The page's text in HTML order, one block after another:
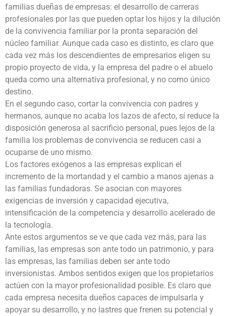
familias dueñas de empresas: el desarrollo de carreras
profesionales por las que pueden optar los hijos y la dilución
de la convivencia familiar por la pronta separación del
núcleo familiar. Aunque cada caso es distinto, es claro que
cada vez más los descendientes de empresarios eligen su
propio proyecto de vida, y la empresa del padre o el abuelo
queda como una alternativa profesional, y no como único
destino.
En el segundo caso, cortar la convivencia con padres y
hermanos, aunque no acaba los lazos de afecto, sí reduce la
disposición generosa al sacrificio personal, pues lejos de la
familia los problemas de convivencia se reducen casi a
ocuparse de uno mismo.
Los factores exógenos a las empresas explican el
incremento de la mortandad y el cambio a manos ajenas a
las familias fundadoras. Se asocian con mayores
exigencias de inversión y capacidad ejecutiva,
intensificación de la competencia y desarrollo acelerado de
la tecnología.
Ante estos argumentos se ve que cada vez más, para las
familias, las empresas son ante todo un patrimonio, y para
las empresas, las familias deben ser ante todo
inversionistas. Ambos sentidos exigen que los propietarios
actúen con la mayor profesionalidad posible. Es claro que
cada empresa necesita dueños capaces de impulsarla y
apoyar su desarrollo, y no lastres que frenen su potencial y